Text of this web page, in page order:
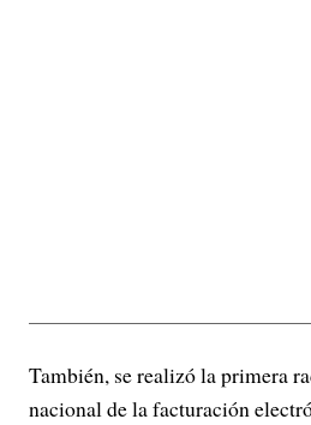
También, se realizó la primera
nacional de la facturación